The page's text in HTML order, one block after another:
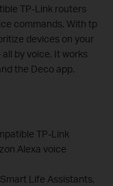
TP-Link routers
commands. With tp
devices on your
by voice. It works
the Deco app.
TP-Link
Alexa voice
Life Assistants,